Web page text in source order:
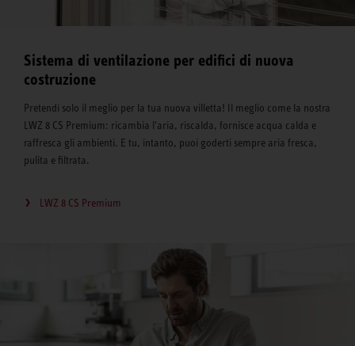
Sistema di ventilazione per edifici di nuova
costruzione
Pretendi solo il meglio per la tua nuova villetta! Il meglio come la nostra
LWZ 8 CS Premium: ricambia l'aria, riscalda, fornisce acqua calda e
raffresca gli ambienti. E tu, intanto, puoi goderti sempre aria fresca,
pulita e filtrata.
LWZ 8 CS Premium